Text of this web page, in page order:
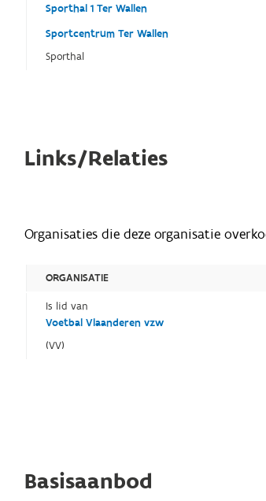
Sporthal 1 Ter Wallen
Sportcentrum Ter Wallen
Sporthal
Links/Relaties
Organisaties die deze organisatie
ORGANISATIE
Is lid van
Voetbal Vlaanderen vzw
(VV)
Basisaanbod